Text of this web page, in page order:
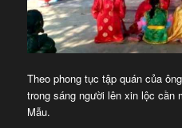
Theo phong tục tập quán của
trong sáng người lên xin lộc cần
Mẫu.